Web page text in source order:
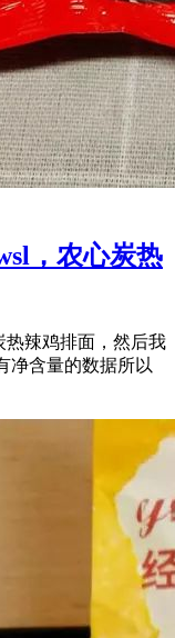
，农心炭热
热辣鸡排面，然后我
净含量的数据所以